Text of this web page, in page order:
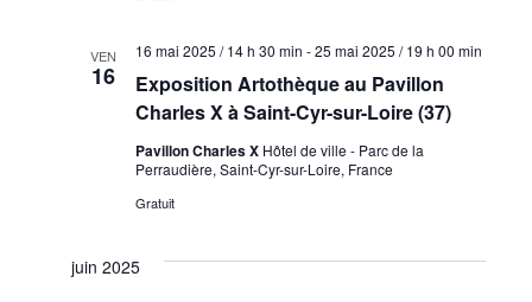
VEN
16
Exposition Artothèque au Pavillon
Charles X à Saint-Cyr-sur-Loire (37)
16 mai 2025 / 14 h 30 min -25 mai 2025 / 19 h 00 min
Pavillon Charles X Hôtel de ville - Parc de la
Perraudière, Saint-Cyr-sur-Loire, France
Gratuit
juin 2025